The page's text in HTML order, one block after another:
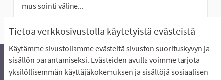
Tietoa verkkosivustolla käytetyistä evästeistä
Käytämme sivustollamme evästeitä sivuston suorituskyvyn ja
sisällön parantamiseksi. Evästeiden avulla voimme tarjota
yksilöllisemmän käyttäjäkokemuksen ja sisältöjä sosiaalisen
musisointi väline...
Äänestyksen pikaohjeet Usein kysytyt kysymykset